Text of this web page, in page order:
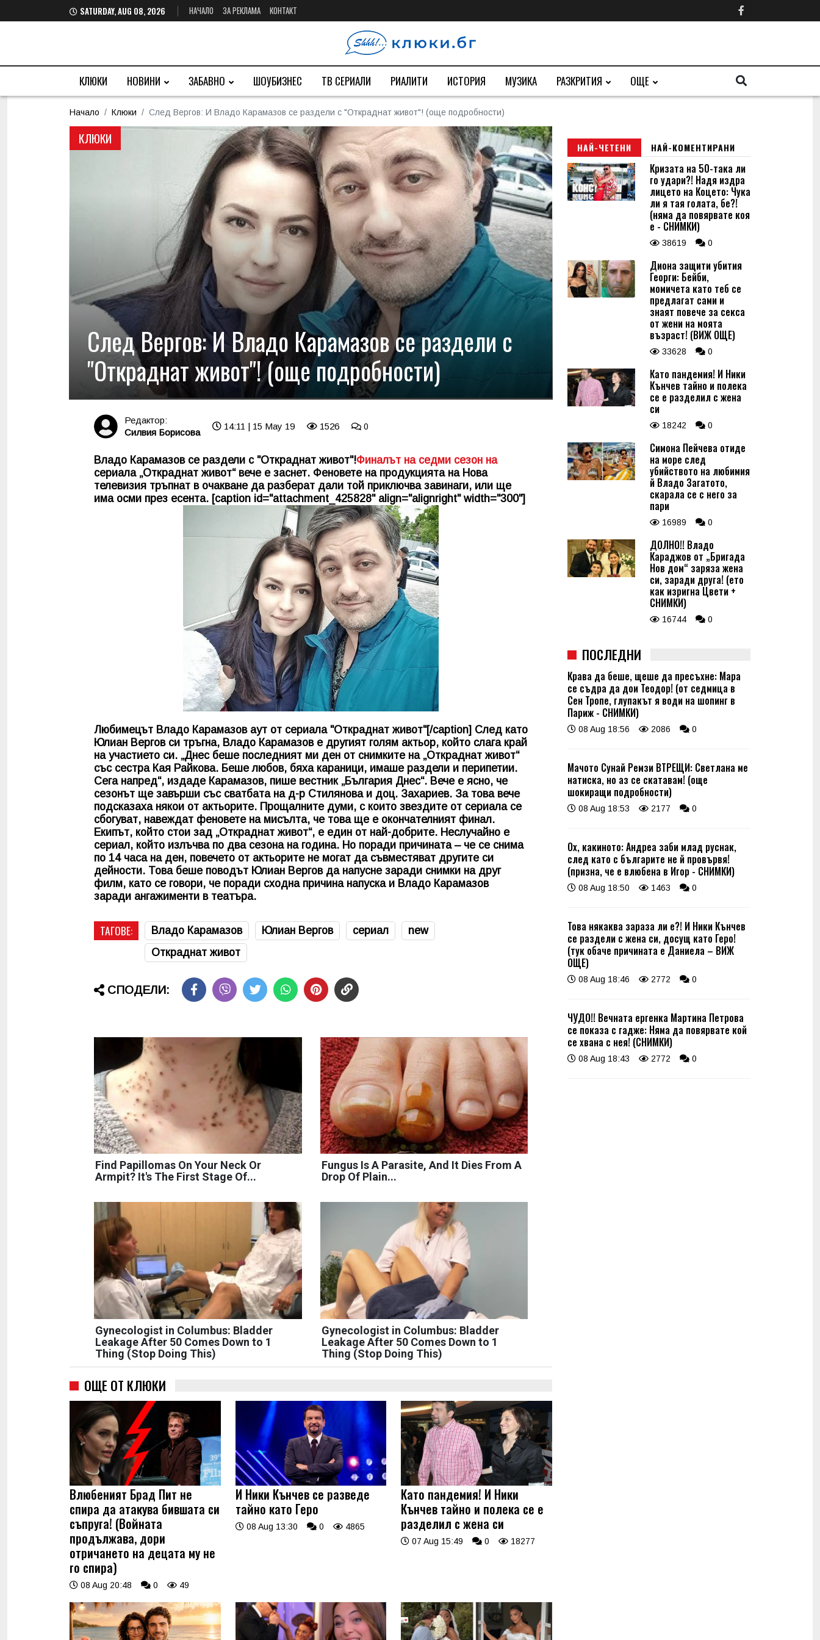
SATURDAY, AUG 08, 2026 НАЧАЛО ЗА РЕКЛАМА КОНТАКТ
КЛЮКИ НОВИНИ ЗАБАВНО ШОУБИЗНЕС ТВ СЕРИАЛИ РИАЛИТИ ИСТОРИЯ МУЗИКА РАЗКРИТИЯ ОЩЕ
Начало Клюки След Вергов: И Владо Карамазов се раздели с "Откраднат живот"! (още подробности)
КЛЮКИ
След Вергов: И Владо Карамазов се раздели с
"Откраднат живот"! (още подробности)
Редактор:
Силвия Борисова
14:11 | 15 May 19 1526 0
Владо Карамазов се раздели с "Откраднат живот"!Финалът на седми сезон на
сериала „Откраднат живот“ вече е заснет. Феновете на продукцията на Нова
телевизия тръпнат в очакване да разберат дали той приключва завинаги, или ще
има осми през есента. [caption id="attachment_425828" align="alignright" width="300"]
Любимецът Владо Карамазов аут от сериала "Откраднат живот"[/caption] След като
Юлиан Вергов си тръгна, Владо Карамазов е другият голям актьор, който слага край
на участието си. „Днес беше последният ми ден от снимките на „Откраднат живот“
със сестра Кая Райкова. Беше любов, бяха караници, имаше раздели и перипетии.
Сега напред“, издаде Карамазов, пише вестник „България Днес“. Вече е ясно, че
сезонът ще завърши със сватбата на д-р Стилянова и доц. Захариев. За това вече
подсказаха някои от актьорите. Прощалните думи, с които звездите от сериала се
сбогуват, навеждат феновете на мисълта, че това ще е окончателният финал.
Екипът, който стои зад „Откраднат живот“, е един от най-добрите. Неслучайно е
сериал, който излъчва по два сезона на година. Но поради причината – че се снима
по 14 часа на ден, повечето от актьорите не могат да съвместяват другите си
дейности. Това беше поводът Юлиан Вергов да напусне заради снимки на друг
филм, като се говори, че поради сходна причина напуска и Владо Карамазов
заради ангажименти в театъра.
ТАГОВЕ: Владо Карамазов Юлиан Вергов сериал
new
Откраднат живот
СПОДЕЛИ:
Find Papillomas On Your Neck Or
Armpit? It's The First Stage Of...
Fungus Is A Parasite, And It Dies From A
Drop Of Plain...
Gynecologist in Columbus: Bladder
Leakage After 50 Comes Down to 1
Thing (Stop Doing This)
Gynecologist in Columbus: Bladder
Leakage After 50 Comes Down to 1
Thing (Stop Doing This)
ОЩЕ ОТ КЛЮКИ
Влюбеният Брад Пит не
спира да атакува бившата си
съпруга! (Войната
продължава, дори
отричането на децата му не
го спира)
08 Aug 20:48 0 49
И Ники Кънчев се разведе
тайно като Геро
08 Aug 13:30 0 4865
Като пандемия! И Ники
Кънчев тайно и полека се е
разделил с жена си
07 Aug 15:49 0 18277
НАЙ-ЧЕТЕНИ НАЙ-КОМЕНТИРАНИ
Кризата на 50-така ли
го удари?! Надя издра
лицето на Коцето: Чука
ли я тая голата, бе?!
(няма да повярвате коя
е - СНИМКИ)
38619 0
Диона защити убития
Георги: Бейби,
момичета като теб се
предлагат сами и
знаят повече за секса
от жени на моята
възраст! (ВИЖ ОЩЕ)
33628 0
Като пандемия! И Ники
Кънчев тайно и полека
се е разделил с жена
си
18242 0
Симона Пейчева отиде
на море след
убийството на любимия
й Владо Загатото,
скарала се с него за
пари
16989 0
ДОЛНО!! Владо
Караджов от „Бригада
Нов дом“ заряза жена
си, заради друга! (ето
как изригна Цвети +
СНИМКИ)
16744 0
ПОСЛЕДНИ
Крава да беше, щеше да пресъхне: Мара
се съдра да дои Теодор! (от седмица в
Сен Тропе, глупакът я води на шопинг в
Париж - СНИМКИ)
08 Aug 18:56 2086 0
Мачото Сунай Ремзи ВТРЕЩИ: Светлана ме
натиска, но аз се скатавам! (още
шокиращи подробности)
08 Aug 18:53 2177 0
Ох, какиното: Андреа заби млад руснак,
след като с българите не й провървя!
(призна, че е влюбена в Игор - СНИМКИ)
08 Aug 18:50 1463 0
Това някаква зараза ли е?! И Ники Кънчев
се раздели с жена си, досущ като Геро!
(тук обаче причината е Даниела – ВИЖ
ОЩЕ)
08 Aug 18:46 2772 0
ЧУДО!! Вечната ергенка Мартина Петрова
се показа с гадже: Няма да повярвате кой
се хвана с нея! (СНИМКИ)
08 Aug 18:43 2772 0